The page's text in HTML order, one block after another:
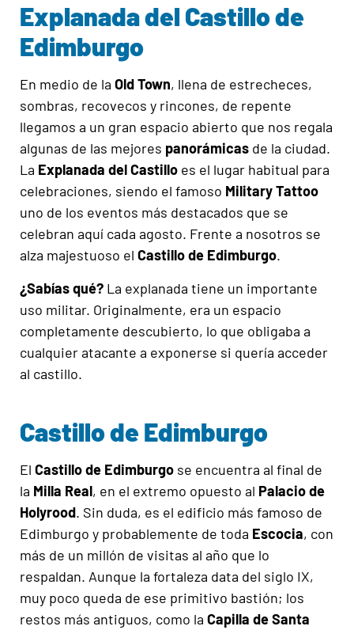
Explanada del Castillo de
Edimburgo
En medio de la Old Town, llena de estrecheces,
sombras, recovecos y rincones, de repente
llegamos a un gran espacio abierto que nos regala
algunas de las mejores panorámicas de la ciudad.
La Explanada del Castillo es el lugar habitual para
celebraciones, siendo el famoso Military Tattoo
uno de los eventos más destacados que se
celebran aquí cada agosto. Frente a nosotros se
alza majestuoso el Castillo de Edimburgo.
¿Sabías qué? La explanada tiene un importante
uso militar. Originalmente, era un espacio
completamente descubierto, lo que obligaba a
cualquier atacante a exponerse si quería acceder
al castillo.
Castillo de Edimburgo
El Castillo de Edimburgo se encuentra al final de
la Milla Real, en el extremo opuesto al Palacio de
Holyrood. Sin duda, es el edificio más famoso de
Edimburgo y probablemente de toda Escocia, con
más de un millón de visitas al año que lo
respaldan. Aunque la fortaleza data del siglo IX,
muy poco queda de ese primitivo bastión; los
restos más antiguos, como la Capilla de Santa